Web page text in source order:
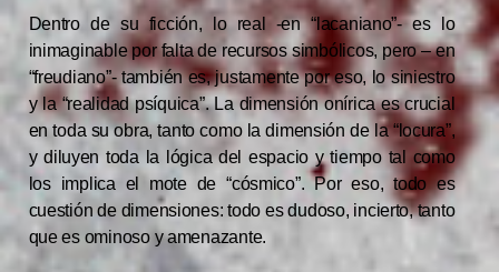
Dentro de su ficción, lo real -en “lacaniano”- es lo
inimaginable por falta de recursos simbólicos, pero – en
“freudiano”- también es, justamente por eso, lo siniestro
y la “realidad psíquica”. La dimensión onírica es crucial
en toda su obra, tanto como la dimensión de la “locura”,
y diluyen toda la lógica del espacio y tiempo tal como
los implica el mote de “cósmico”. Por eso, todo es
cuestión de dimensiones: todo es dudoso, incierto, tanto
que es ominoso y amenazante.